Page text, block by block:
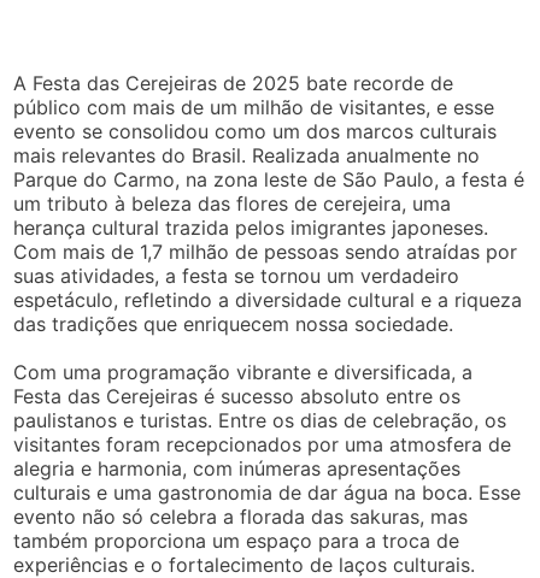
A Festa das Cerejeiras de 2025 bate recorde de
público com mais de um milhão de visitantes, e esse
evento se consolidou como um dos marcos culturais
mais relevantes do Brasil. Realizada anualmente no
Parque do Carmo, na zona leste de São Paulo, a festa é
um tributo à beleza das flores de cerejeira, uma
herança cultural trazida pelos imigrantes japoneses.
Com mais de 1,7 milhão de pessoas sendo atraídas por
suas atividades, a festa se tornou um verdadeiro
espetáculo, refletindo a diversidade cultural e a riqueza
das tradições que enriquecem nossa sociedade.
Com uma programação vibrante e diversificada, a
Festa das Cerejeiras é sucesso absoluto entre os
paulistanos e turistas. Entre os dias de celebração, os
visitantes foram recepcionados por uma atmosfera de
alegria e harmonia, com inúmeras apresentações
culturais e uma gastronomia de dar água na boca. Esse
evento não só celebra a florada das sakuras, mas
também proporciona um espaço para a troca de
experiências e o fortalecimento de laços culturais.